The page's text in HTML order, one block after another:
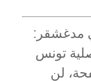
مدغشقر:
تونس
لن